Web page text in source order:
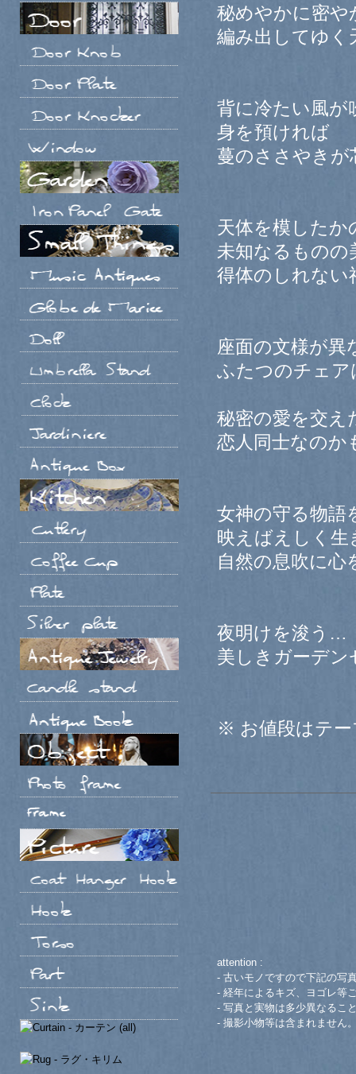
秘めやかに密や
編み出してゆく
背に冷たい風が
身を預ければ
蔓のささやきが
天体を模したか
未知なるものの
得体のしれな
座面の文様が異
ふたつのチェア
秘密の愛を交え
恋人同士なのか
女神の守る物語
映えばえしく生
自然の息吹に
夜明けを浚う…
美しきガーデン
※ お値段はテ
attention :
- 古いモノですので下記の写
- 経年によるキズ、ヨゴレ等
- 写真と実物は多少異なるこ
- 撮影小物等は含まれません